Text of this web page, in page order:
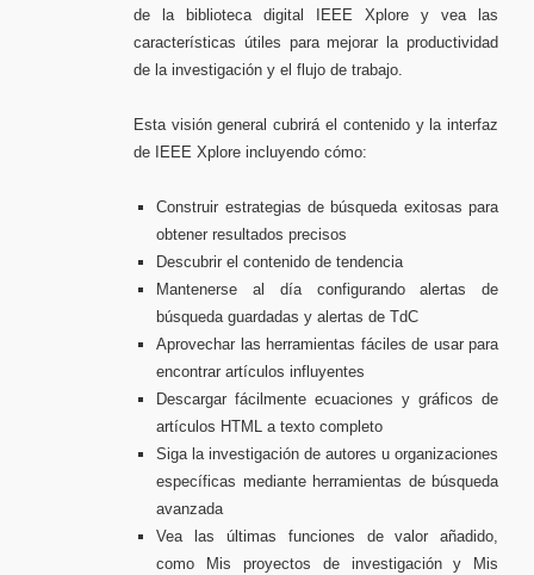
de la biblioteca digital IEEE Xplore y vea las
características útiles para mejorar la productividad
de la investigación y el flujo de trabajo.
Esta visión general cubrirá el contenido y la interfaz
de IEEE Xplore incluyendo cómo:
Construir estrategias de búsqueda exitosas para
obtener resultados precisos
Descubrir el contenido de tendencia
Mantenerse al día configurando alertas de
búsqueda guardadas y alertas de TdC
Aprovechar las herramientas fáciles de usar para
encontrar artículos influyentes
Descargar fácilmente ecuaciones y gráficos de
artículos HTML a texto completo
Siga la investigación de autores u organizaciones
específicas mediante herramientas de búsqueda
avanzada
Vea las últimas funciones de valor añadido,
como Mis proyectos de investigación y Mis